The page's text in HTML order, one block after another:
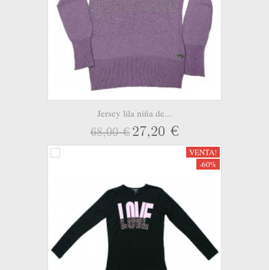
Jersey lila niña de...
68,00 €27,20 €
VENTA!
-60%